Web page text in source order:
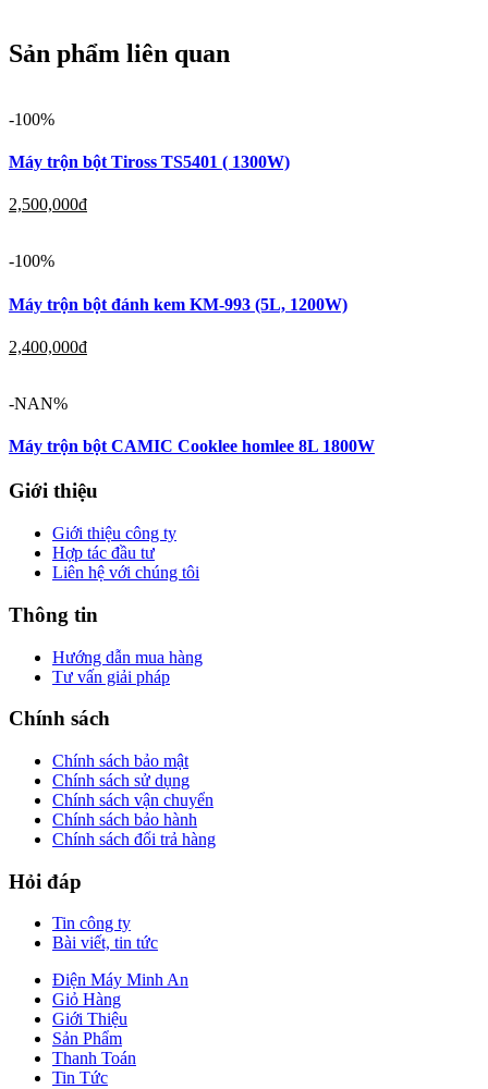
Sản phẩm liên quan
-100%
Máy trộn bột Tiross TS5401 ( 1300W)
2,500,000đ
-100%
Máy trộn bột đánh kem KM-993 (5L, 1200W)
2,400,000đ
-NAN%
Máy trộn bột CAMIC Cooklee homlee 8L 1800W
Giới thiệu
Giới thiệu công ty
Hợp tác đầu tư
Liên hệ với chúng tôi
Thông tin
Hướng dẫn mua hàng
Tư vấn giải pháp
Chính sách
Chính sách bảo mật
Chính sách sử dụng
Chính sách vận chuyển
Chính sách bảo hành
Chính sách đổi trả hàng
Hỏi đáp
Tin công ty
Bài viết, tin tức
Điện Máy Minh An
Giỏ Hàng
Giới Thiệu
Sản Phẩm
Thanh Toán
Tin Tức